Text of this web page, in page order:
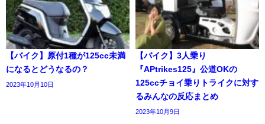
【バイク】原付1種が125cc未満
になるとどうなるの？
2023年10月10日
【バイク】3人乗り
『APtrikes125』公道OKの
125ccチョイ乗りトライクに対す
るみんなの反応まとめ
2023年10月9日